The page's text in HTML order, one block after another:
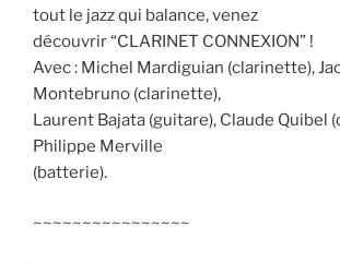
tout le jazz qui balance, venez
découvrir “CLARINET CONNEXION” !
Avec : Michel Mardiguian (clarinette),
Montebruno (clarinette),
Laurent Bajata (guitare), Claude Quibel
Philippe Merville
(batterie).
~~~~~~~~~~~~~~~~